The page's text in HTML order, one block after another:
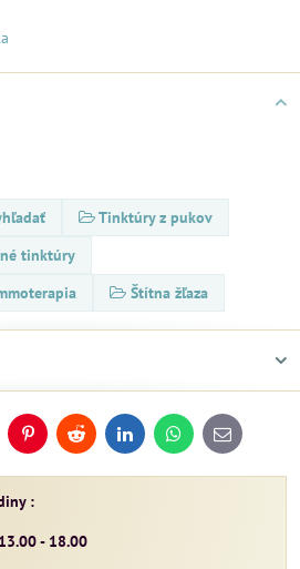
Tinktúry z pukov
tinktúry
Štítna žľaza
PinterestReddit LinkedInWhatsApp
E-
mail
:
- 18.00